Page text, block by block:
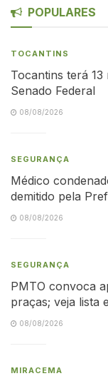
POPULARES
TOCANTINS
Tocantins terá
Senado Federal
08/08/2026
SEGURANÇA
Médico
demitido pela
08/08/2026
SEGURANÇA
PMTO convoca
praças; veja lista
08/08/2026
MIRACEMA